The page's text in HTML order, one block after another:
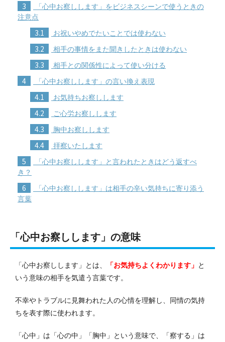
3
「心中お察しします」をビジネスシーンで使うときの
注意点
3.1 お祝いやめでたいことでは使わない
3.2 相手の事情をまた聞きしたときは使わない
3.3 相手との関係性によって使い分ける
4 「心中お察しします」の言い換え表現
4.1 お気持ちお察しします
4.2 ご心労お察しします
4.3 胸中お察しします
4.4 拝察いたします
5
「心中お察しします」と言われたときはどう返すべ
き？
6
「心中お察しします」は相手の辛い気持ちに寄り添う
言葉
「心中お察しします」の意味
「心中お察しします」とは、 「お気持ちよくわかります」 と
いう意味の相手を気遣う言葉です。
不幸やトラブルに見舞われた人の心情を理解し、同情の気持
ちを表す際に使われます。
「心中」は「心の中」「胸中」という意味で、「察する」は